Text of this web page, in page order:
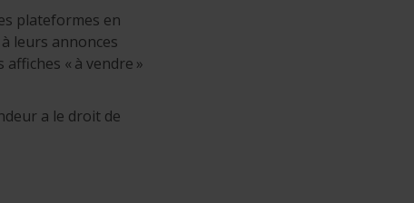
plateformes en
leurs annonces
« à vendre »
a le droit de